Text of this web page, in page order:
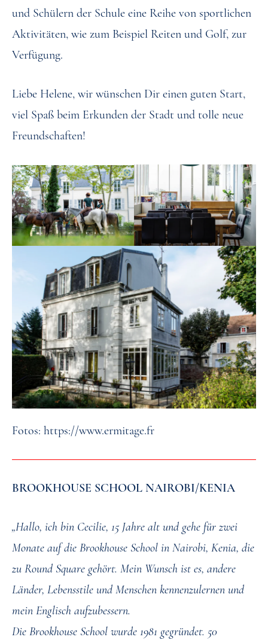
und Schülern der Schule eine Reihe von sportlichen
Aktivitäten, wie zum Beispiel Reiten und Golf, zur
Verfügung.
Liebe Helene, wir wünschen Dir einen guten Start,
viel Spaß beim Erkunden der Stadt und tolle neue
Freundschaften!
Fotos: https://www.ermitage.fr
BROOKHOUSE SCHOOL NAIROBI/KENIA
„Hallo, ich bin Cecilie, 15 Jahre alt und gehe für zwei
Monate auf die Brookhouse School in Nairobi, Kenia, die
zu Round Square gehört. Mein Wunsch ist es, andere
Länder, Lebensstile und Menschen kennenzulernen und
mein Englisch aufzubessern.
Die Brookhouse School wurde 1981 gegründet. 50